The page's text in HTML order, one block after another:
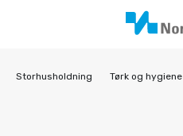
Storhusholdning Tørk og hygiene